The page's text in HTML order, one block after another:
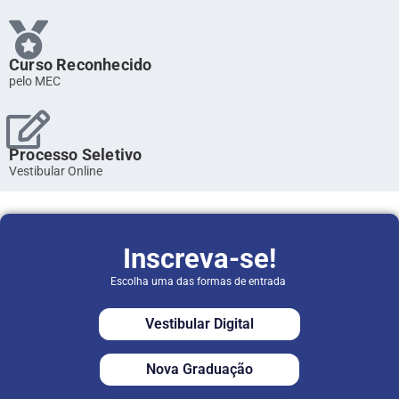
Curso Reconhecido
pelo MEC
Processo Seletivo
Vestibular Online
Inscreva-se!
Escolha uma das formas de entrada
Vestibular Digital
Nova Graduação